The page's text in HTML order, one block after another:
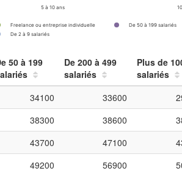
Freelance ou entreprise individuelle
De 50 à 199 salariés
De 2 à 9 salariés
5 à 10 ans
50 à 199
De 200 à 499
salariés
Plus de
salariés
34100 33600
38300 38600
43700 47100
49200 56900